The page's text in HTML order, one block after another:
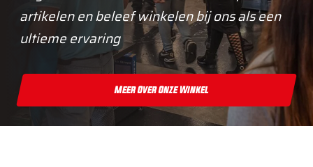
artikelen en beleef winkelen bij ons als een
ultieme ervaring
Meer Over Onze Winkel